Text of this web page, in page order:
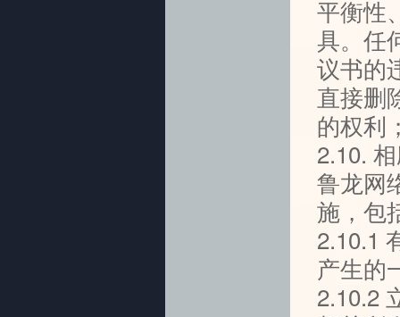
平衡性
具。任
议书的
直接删
的权利
2.10.
鲁龙网
施，包
2.10.1
产生的
2.10.2